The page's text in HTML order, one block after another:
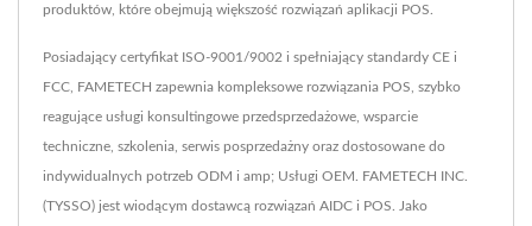
produktów, które obejmują większość rozwiązań aplikacji POS.
Posiadający certyfikat ISO-9001/9002 i spełniający standardy CE i
FCC, FAMETECH zapewnia kompleksowe rozwiązania POS, szybko
reagujące usługi konsultingowe przedsprzedażowe, wsparcie
techniczne, szkolenia, serwis posprzedażny oraz dostosowane do
indywidualnych potrzeb ODM i amp; Usługi OEM. FAMETECH INC.
(TYSSO) jest wiodącym dostawcą rozwiązań AIDC i POS. Jako